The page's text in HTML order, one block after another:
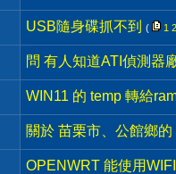
USB隨身碟抓不到 ( 1 2
問 有人知道ATI偵測器
WIN11 的 temp 轉給
關於 苗栗市、公館鄉
OPENWRT 能使用